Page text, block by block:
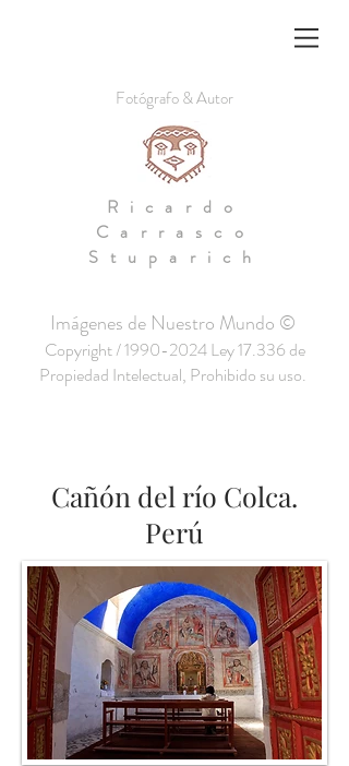
Fotógrafo & Autor
Ricardo
Carrasco
Stuparich
Imágenes de Nuestro Mundo ©
Copyright /1990-2024Ley 17.336 de
Propiedad Intelectual, Prohibido su uso.
Cañón del río Colca.
Perú